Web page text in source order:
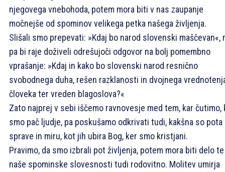
njegovega vnebohoda, potem mora biti v nas zaupanje
močnejše od spominov velikega petka našega življenja.
Slišali smo prepevati: »Kdaj bo narod slovenski maščevan«,
pa bi raje doživeli odrešujoči odgovor na bolj pomembno
vprašanje: »Kdaj in kako bo slovenski narod resnično
svobodnega duha, rešen razklanosti in dvojnega
človeka ter vreden blagoslova?«
Zato najprej v sebi iščemo ravnovesje med tem, kar čutimo,
smo pač ljudje, pa poskušamo odkrivati tudi, kakšna so pota
sprave in miru, kot jih ubira Bog, ker smo kristjani.
Pravimo, da smo izbrali pot življenja, potem mora biti delo te
naše spominske slovesnosti tudi rodovitno. Molitev umirja